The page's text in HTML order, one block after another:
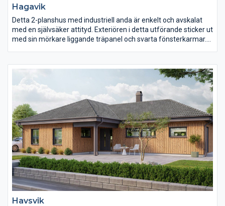
Hagavik
Detta 2-planshus med industriell anda är enkelt och avskalat
med en självsäker attityd. Exteriören i detta utförande sticker ut
med sin mörkare liggande träpanel och svarta fönsterkarmar.
Havsvik